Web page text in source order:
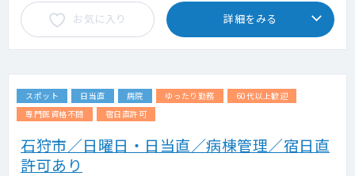
お気に入り 詳細をみる
スポット 日当直 病院 ゆったり勤務
60代以上歓迎
専門医資格不問
宿日直許可
石狩市／日曜日・日当直／病棟管理／宿日直
許可あり